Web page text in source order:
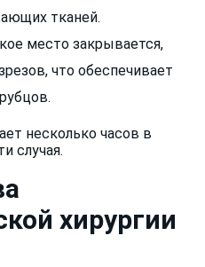
тканей.
место закрывается,
что обеспечивает
несколько часов в
случая.
хирургии